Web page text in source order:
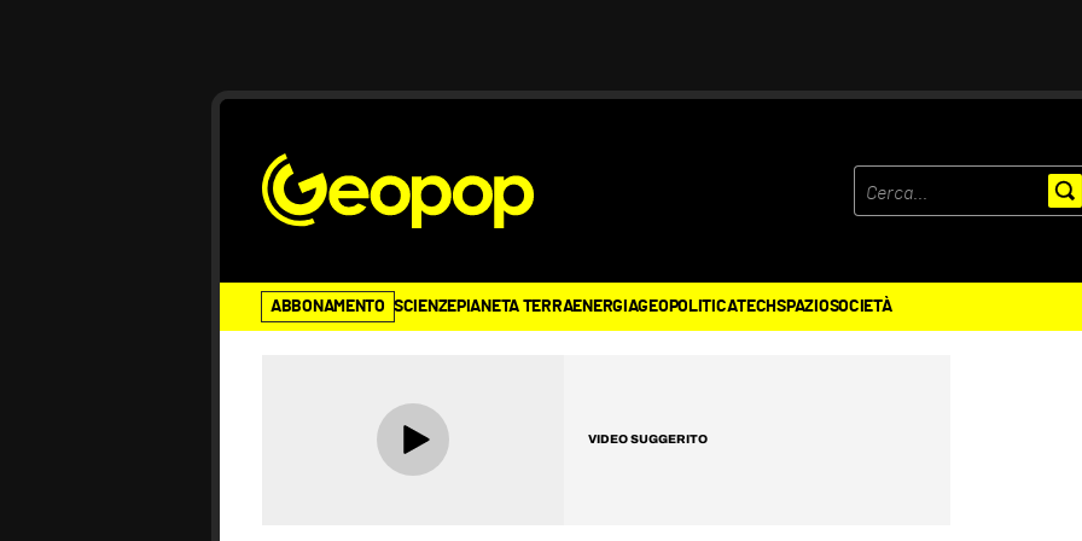
ABBONAMENTO SCIENZEPIANETA TERRAENERGIAGEOPOLITICATECHSPAZIOSOCIETÀ
VIDEO SUGGERITO